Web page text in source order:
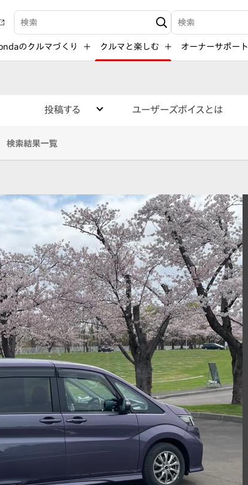
検索キーワード入力 検索キーワード入力
のクルマづくり クルマと楽しむ オーナーサポート
投稿する ユーザーズボイスとは
検索結果一覧